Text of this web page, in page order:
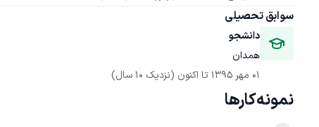
سوابق تحصیلی
دانشجو
همدان
01 مهر 1395
تا اکنون (نزدیک 10 سال)
نمونه‌کارها